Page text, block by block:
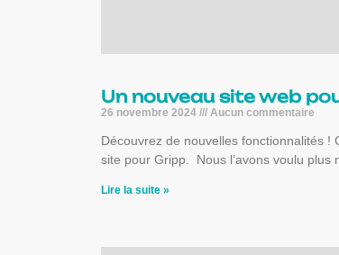
Un nouveau site web
26 novembre 2024 Aucun commentaire
Découvrez de nouvelles fonctionnalités !
site pour Gripp. Nous l’avons voulu
Lire la suite »